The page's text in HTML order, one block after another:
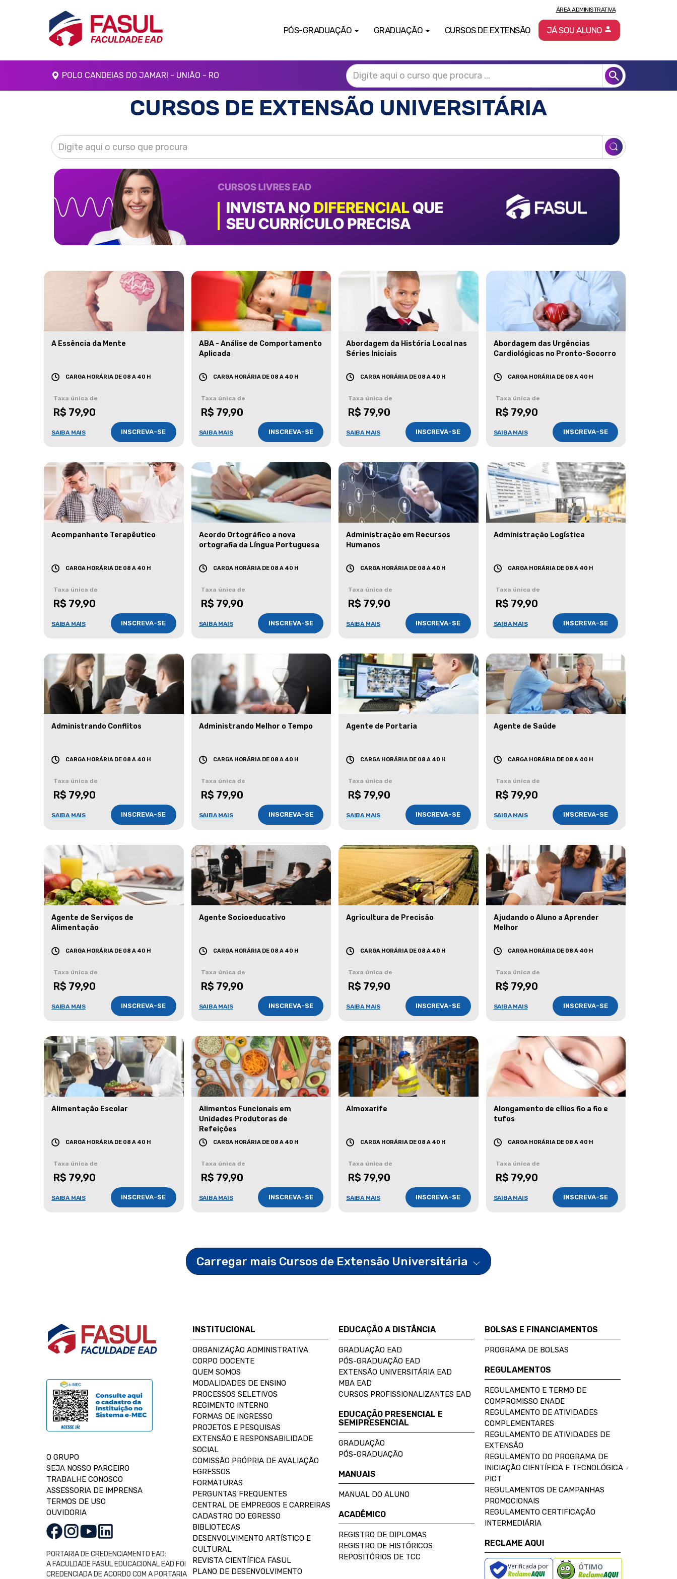
PÓS-GRADUAÇÃO GRADUAÇÃO CURSOS DE EXTENSÃO
ÁREA ADMINISTRATIVA
JÁ SOU ALUNO
POLO CANDEIAS DO JAMARI - UNIÃO - RO
CURSOS DE EXTENSÃO UNIVERSITÁRIA
A Essência da Mente
CARGA HORÁRIA DE 08 A 40 H
Taxa única de
R$ 79,90
SAIBA MAIS INSCREVA-SE
ABA - Análise de Comportamento
Aplicada
CARGA HORÁRIA DE 08 A 40 H
Taxa única de
R$ 79,90
SAIBA MAIS INSCREVA-SE
Abordagem da História Local nas
Séries Iniciais
CARGA HORÁRIA DE 08 A 40 H
Taxa única de
R$ 79,90
SAIBA MAIS INSCREVA-SE
Abordagem das Urgências
Cardiológicas no Pronto-Socorro
CARGA HORÁRIA DE 08 A 40 H
Taxa única de
R$ 79,90
SAIBA MAIS INSCREVA-SE
Acompanhante Terapêutico
CARGA HORÁRIA DE 08 A 40 H
Taxa única de
R$ 79,90
SAIBA MAIS INSCREVA-SE
Acordo Ortográfico a nova
ortografia da Língua Portuguesa
CARGA HORÁRIA DE 08 A 40 H
Taxa única de
R$ 79,90
SAIBA MAIS INSCREVA-SE
Administração em Recursos
Humanos
CARGA HORÁRIA DE 08 A 40 H
Taxa única de
R$ 79,90
SAIBA MAIS INSCREVA-SE
Administração Logística
CARGA HORÁRIA DE 08 A 40 H
Taxa única de
R$ 79,90
SAIBA MAIS INSCREVA-SE
Administrando Conflitos
CARGA HORÁRIA DE 08 A 40 H
Taxa única de
R$ 79,90
SAIBA MAIS INSCREVA-SE
Administrando Melhor o Tempo
CARGA HORÁRIA DE 08 A 40 H
Taxa única de
R$ 79,90
SAIBA MAIS INSCREVA-SE
Agente de Portaria
CARGA HORÁRIA DE 08 A 40 H
Taxa única de
R$ 79,90
SAIBA MAIS INSCREVA-SE
Agente de Saúde
CARGA HORÁRIA DE 08 A 40 H
Taxa única de
R$ 79,90
SAIBA MAIS INSCREVA-SE
Agente de Serviços de
Alimentação
CARGA HORÁRIA DE 08 A 40 H
Taxa única de
R$ 79,90
SAIBA MAIS INSCREVA-SE
Agente Socioeducativo
CARGA HORÁRIA DE 08 A 40 H
Taxa única de
R$ 79,90
SAIBA MAIS INSCREVA-SE
Agricultura de Precisão
CARGA HORÁRIA DE 08 A 40 H
Taxa única de
R$ 79,90
SAIBA MAIS INSCREVA-SE
Ajudando o Aluno a Aprender
Melhor
CARGA HORÁRIA DE 08 A 40 H
Taxa única de
R$ 79,90
SAIBA MAIS INSCREVA-SE
Alimentação Escolar
CARGA HORÁRIA DE 08 A 40 H
Taxa única de
R$ 79,90
SAIBA MAIS INSCREVA-SE
Alimentos Funcionais em
Unidades Produtoras de
Refeições
CARGA HORÁRIA DE 08 A 40 H
Taxa única de
R$ 79,90
SAIBA MAIS INSCREVA-SE
Almoxarife
CARGA HORÁRIA DE 08 A 40 H
Taxa única de
R$ 79,90
SAIBA MAIS INSCREVA-SE
Alongamento de cílios fio a fio e
tufos
CARGA HORÁRIA DE 08 A 40 H
Taxa única de
R$ 79,90
SAIBA MAIS INSCREVA-SE
Carregar mais Cursos de Extensão Universitária
O GRUPO
SEJA NOSSO PARCEIRO
TRABALHE CONOSCO
ASSESSORIA DE IMPRENSA
TERMOS DE USO
OUVIDORIA
PORTARIA DE CREDENCIAMENTO EAD:
A FACULDADE FASUL EDUCACIONAL EAD FOI
CREDENCIADA DE ACORDO COM A PORTARIA
INSTITUCIONAL
ORGANIZAÇÃO ADMINISTRATIVA
CORPO DOCENTE
QUEM SOMOS
MODALIDADES DE ENSINO
PROCESSOS SELETIVOS
REGIMENTO INTERNO
FORMAS DE INGRESSO
PROJETOS E PESQUISAS
EXTENSÃO E RESPONSABILIDADE
SOCIAL
COMISSÃO PRÓPRIA DE AVALIAÇÃO
EGRESSOS
FORMATURAS
PERGUNTAS FREQUENTES
CENTRAL DE EMPREGOS E CARREIRAS
CADASTRO DO EGRESSO
BIBLIOTECAS
DESENVOLVIMENTO ARTÍSTICO E
CULTURAL
REVISTA CIENTÍFICA FASUL
PLANO DE DESENVOLVIMENTO
EDUCAÇÃO A DISTÂNCIA
GRADUAÇÃO EAD
PÓS-GRADUAÇÃO EAD
EXTENSÃO UNIVERSITÁRIA EAD
MBA EAD
CURSOS PROFISSIONALIZANTES EAD
EDUCAÇÃO PRESENCIAL E
SEMIPRESENCIAL
GRADUAÇÃO
PÓS-GRADUAÇÃO
MANUAIS
MANUAL DO ALUNO
ACADÊMICO
REGISTRO DE DIPLOMAS
REGISTRO DE HISTÓRICOS
REPOSITÓRIOS DE TCC
BOLSAS E FINANCIAMENTOS
PROGRAMA DE BOLSAS
REGULAMENTOS
REGULAMENTO E TERMO DE
COMPROMISSO ENADE
REGULAMENTO DE ATIVIDADES
COMPLEMENTARES
REGULAMENTO DE ATIVIDADES DE
EXTENSÃO
REGULAMENTO DO PROGRAMA DE
INICIAÇÃO CIENTÍFICA E TECNOLÓGICA -
PICT
REGULAMENTOS DE CAMPANHAS
PROMOCIONAIS
REGULAMENTO CERTIFICAÇÃO
INTERMEDIÁRIA
RECLAME AQUI
Verificada por ÓTIMO